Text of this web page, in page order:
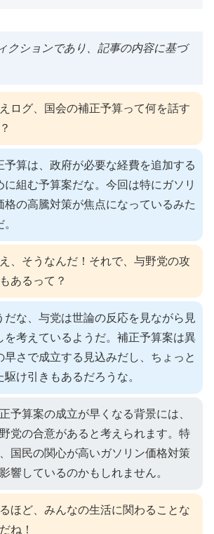
クションであり、記事の内容に基づ
ログ、国会の補正予算って何を話す
予算は、政府が必要な経費を追加する
に組む予算案だな。今回は特にガソリ
格の高騰対策が焦点になっているみた
、そうなんだ！それで、与野党の攻
あるって？
だな、与党は世論の反応を見ながら見
を考えているようだ。補正予算案は異
早さで成立する見込みだし、ちょっと
駆け引きもあるだろうな。
予算案の成立が早くなる背景には、
党の合意があると考えられます。特
国民の関心が高いガソリン価格対策
響しているのかもしれません。
ほど、みんなの生活に関わることな
ね！